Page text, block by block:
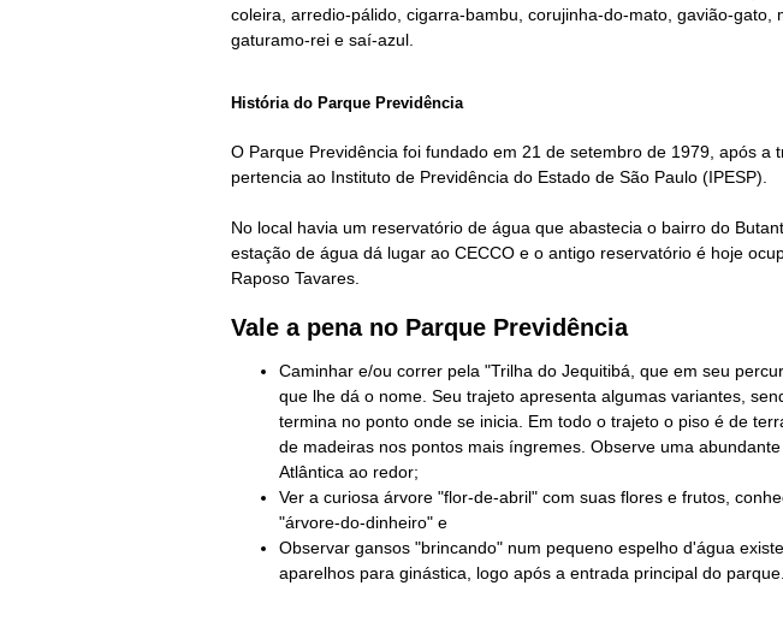
coleira, arredio-pálido, cigarra-bambu, corujinha-do-mato, gavião-gato,
gaturamo-rei e saí-azul.
História do Parque Previdência
O Parque Previdência foi fundado em 21 de setembro de 1979, após a
pertencia ao Instituto de Previdência do Estado de São Paulo (IPESP).
No local havia um reservatório de água que abastecia o bairro do
estação de água dá lugar ao CECCO e o antigo reservatório é hoje
Raposo Tavares.
Vale a pena no Parque Previdência
Caminhar e/ou correr pela "Trilha do Jequitibá, que em seu
que lhe dá o nome. Seu trajeto apresenta algumas variantes,
termina no ponto onde se inicia. Em todo o trajeto o piso é de
de madeiras nos pontos mais íngremes. Observe uma
Atlântica ao redor;
Ver a curiosa árvore "flor-de-abril" com suas flores e frutos,
"árvore-do-dinheiro" e
Observar gansos "brincando" num pequeno espelho d'água
aparelhos para ginástica, logo após a entrada principal do parque.